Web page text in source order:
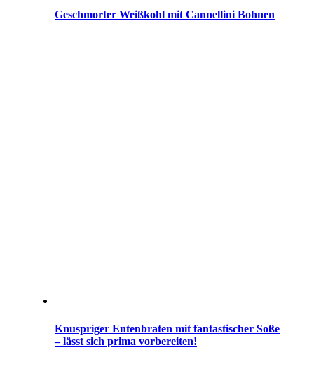
Geschmorter Weißkohl mit Cannellini Bohnen
Knuspriger Entenbraten mit fantastischer Soße
– lässt sich prima vorbereiten!